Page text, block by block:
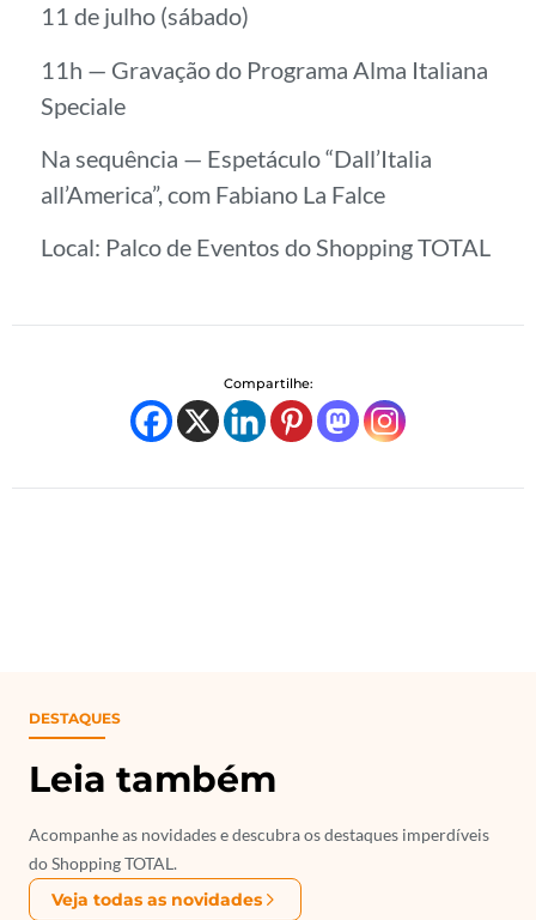
11 de julho (sábado)
11h — Gravação do Programa Alma Italiana
Speciale
Na sequência — Espetáculo “Dall’Italia
all’America”, com Fabiano La Falce
Local: Palco de Eventos do Shopping TOTAL
Compartilhe:
DESTAQUES
Leia também
Acompanhe as novidades e descubra os destaques imperdíveis
do Shopping TOTAL.
Veja todas as novidades